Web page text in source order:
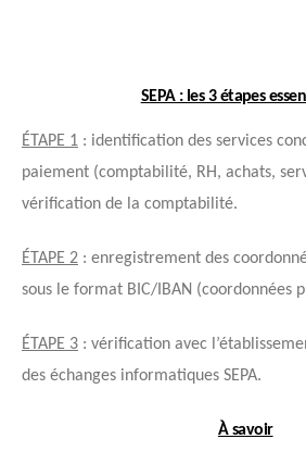
SEPA : les 3 étapes
ÉTAPE 1 : identification des services
paiement (comptabilité, RH, achats,
vérification de la comptabilité.
ÉTAPE 2 : enregistrement des
sous le format BIC/IBAN (coordonnées
ÉTAPE 3 : vérification avec
des échanges informatiques SEPA.
À savoir